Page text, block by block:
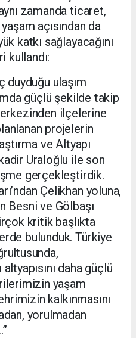
zamanda ticaret,
açısından da
katkı sağlayacağını
kullandı:
duyduğu ulaşım
güçlü şekilde takip
ilçelerine
projelerin
ve Altyapı
Uraloğlu ile son
gerçekleştirdik.
Çelikhan yoluna,
Besni ve Gölbaşı
kritik başlıkta
bulunduk. Türkiye
altyapısını daha güçlü
yaşam
kalkınmasını
yorulmadan